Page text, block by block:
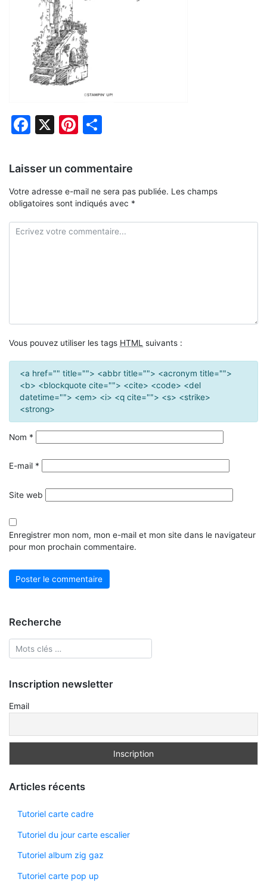
Facebook
X Pinterest
Laisser un commentaire
Votre adresse e-mail ne sera pas publiée. Les champs
obligatoires sont indiqués avec *
Vous pouvez utiliser les tags HTML suivants :
<a href="" title=""> <abbr title=""> <acronym title="">
<b> <blockquote cite=""> <cite> <code> <del
datetime=""> <em> <i> <q cite=""> <s> <strike>
<strong>
Nom *
E-mail *
Site web
Enregistrer mon nom, mon e-mail et mon site dans le navigateur
pour mon prochain commentaire.
Recherche
Inscription newsletter
Email
Articles récents
Tutoriel carte cadre
Tutoriel du jour carte escalier
Tutoriel album zig gaz
Tutoriel carte pop up